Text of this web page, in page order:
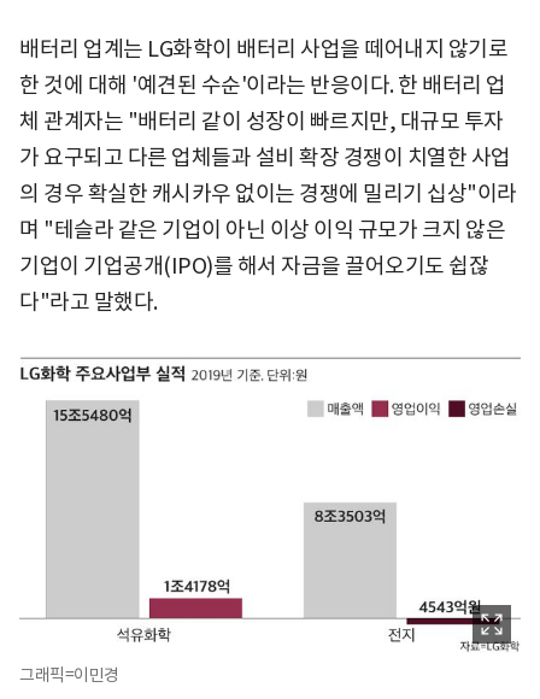
배터리 업계는 LG화학이 배터리 사업을 떼어내지 않기로
한 것에 대해 '예견된 수순'이라는 반응이다. 한 배터리 업
체 관계자는 "배터리 같이 성장이 빠르지만, 대규모 투자
가 요구되고 다른 업체들과 설비 확장 경쟁이 치열한 사업
의 경우 확실한 캐시카우 없이는 경쟁에 밀리기 십상"이라
며 "테슬라 같은 기업이 아닌 이상 이익 규모가 크지 않은
기업이 기업공개(IPO)를 해서 자금을 끌어오기도 쉽잖
다"라고 말했다.
그래픽=이민경